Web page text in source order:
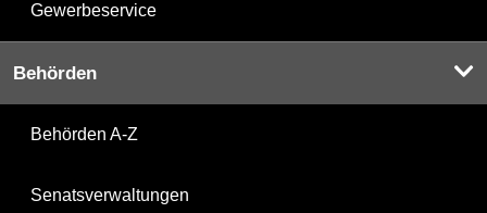
Gewerbeservice
Behörden
Behörden A-Z
Senatsverwaltungen